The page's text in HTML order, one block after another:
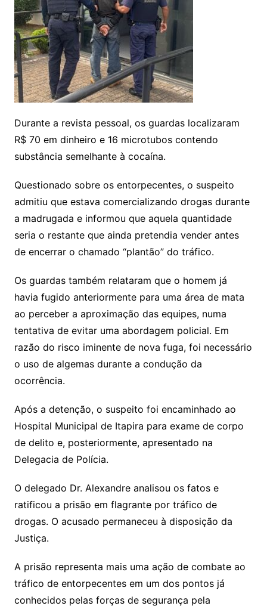
Durante a revista pessoal, os guardas localizaram
R$ 70 em dinheiro e 16 microtubos contendo
substância semelhante à cocaína.
Questionado sobre os entorpecentes, o suspeito
admitiu que estava comercializando drogas durante
a madrugada e informou que aquela quantidade
seria o restante que ainda pretendia vender antes
de encerrar o chamado “plantão” do tráfico.
Os guardas também relataram que o homem já
havia fugido anteriormente para uma área de mata
ao perceber a aproximação das equipes, numa
tentativa de evitar uma abordagem policial. Em
razão do risco iminente de nova fuga, foi necessário
o uso de algemas durante a condução da
ocorrência.
Após a detenção, o suspeito foi encaminhado ao
Hospital Municipal de Itapira para exame de corpo
de delito e, posteriormente, apresentado na
Delegacia de Polícia.
O delegado Dr. Alexandre analisou os fatos e
ratificou a prisão em flagrante por tráfico de
drogas. O acusado permaneceu à disposição da
Justiça.
A prisão representa mais uma ação de combate ao
tráfico de entorpecentes em um dos pontos já
conhecidos pelas forças de segurança pela